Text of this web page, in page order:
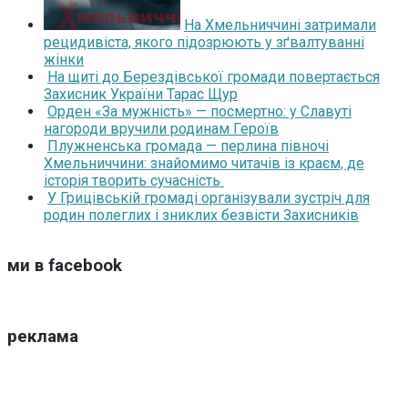
На Хмельниччині затримали
рецидивіста, якого підозрюють у зґвалтуванні
жінки
На щиті до Берездівської громади повертається
Захисник України Тарас Щур
Орден «За мужність» — посмертно: у Славуті
нагороди вручили родинам Героїв
Плужненська громада — перлина півночі
Хмельниччини: знайомимо читачів із краєм, де
історія творить сучасність
У Грицівській громаді організували зустріч для
родин полеглих і зниклих безвісти Захисників
ми в facebook
реклама